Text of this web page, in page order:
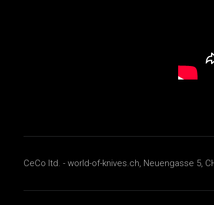
CeCo ltd. - world-of-knives.ch, Neuengasse 5,